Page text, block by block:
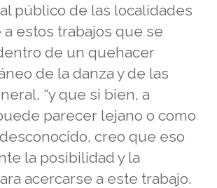
público de las localidades
a estos trabajos que se
de un quehacer
de la danza y de las
“y que si bien, a
parecer lejano o como
creo que eso
la posibilidad y la
acercarse a este trabajo.